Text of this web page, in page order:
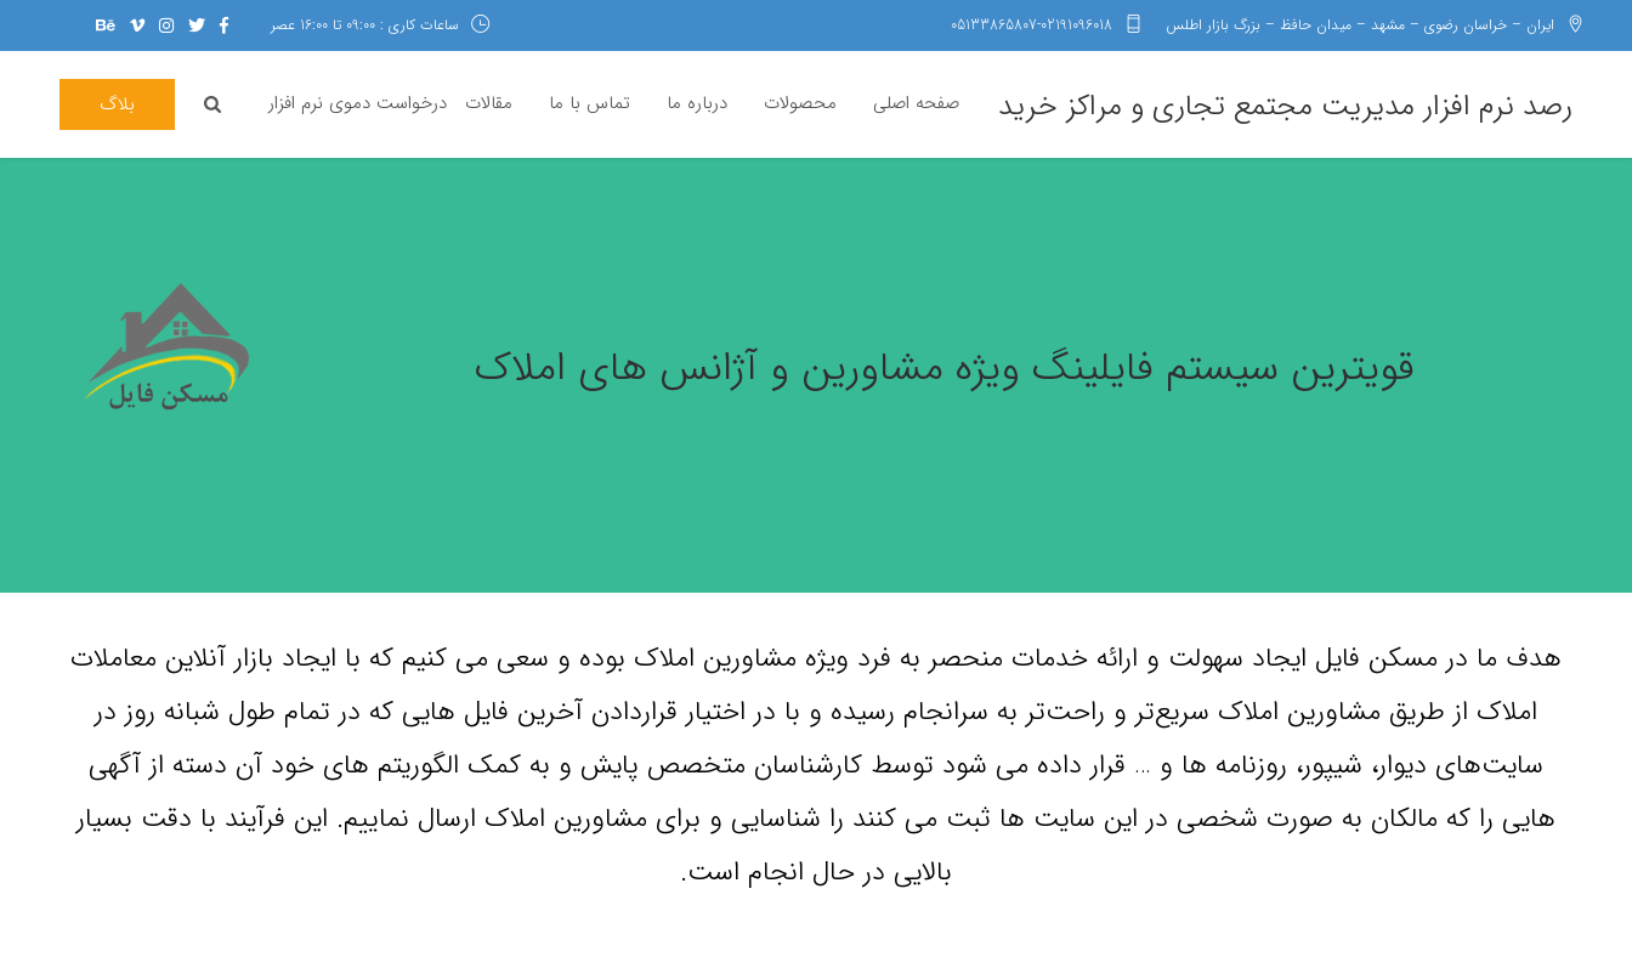
ساعات کاری : 09:00 تا 16:00 عصر ایران – خراسان رضوی – مشهد – میدان حافظ – بزرگ بازار اطلس 05133865807-02191096018
رصد نرم افزار مدیریت مجتمع تجاری و مراکز خرید صفحه اصلی محصولات درباره ما تماس با ما مقالات درخواست دموی نرم افزار بلاگ
قویترین سیستم فایلینگ ویژه مشاورین و آژانس های املاک
هدف ما در مسکن فایل ایجاد سهولت و ارائه خدمات منحصر به فرد ویژه مشاورین املاک بوده و سعی می کنیم که با ایجاد بازار آنلاین معاملات
املاک از طریق مشاورین املاک سریع‌تر و راحت‌تر به سرانجام رسیده و با در اختیار قراردادن آخرین فایل هایی که در تمام طول شبانه روز در
سایت‌های دیوار، شیپور، روزنامه ها و … قرار داده می شود توسط کارشناسان متخصص پایش و به کمک الگوریتم های خود آن دسته از آگهی
هایی را که مالکان به صورت شخصی در این سایت ها ثبت می کنند را شناسایی و برای مشاورین املاک ارسال نماییم. این فرآیند با دقت بسیار
بالایی در حال انجام است.